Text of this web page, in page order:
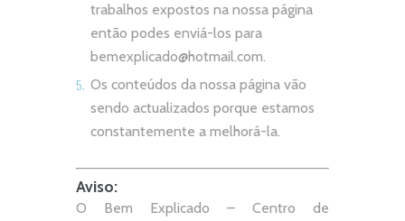
trabalhos expostos na nossa página
então podes enviá-los para
bemexplicado@hotmail.com.
Os conteúdos da nossa página vão
sendo actualizados porque estamos
constantemente a melhorá-la.
Aviso:
O Bem Explicado – Centro de